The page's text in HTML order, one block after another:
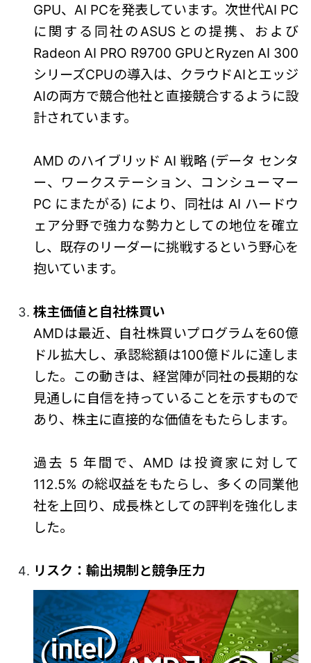
GPU、AI PCを発表しています。次世代AI PC
に関する同社のASUSとの提携、および
Radeon AI PRO R9700 GPUとRyzen AI 300
シリーズCPUの導入は、クラウドAIとエッジ
AIの両方で競合他社と直接競合するように設
計されています。
AMD のハイブリッド AI 戦略 (データ センタ
ー、ワークステーション、コンシューマー
PC にまたがる) により、同社は AI ハードウ
ェア分野で強力な勢力としての地位を確立
し、既存のリーダーに挑戦するという野心を
抱いています。
株主価値と自社株買い
AMDは最近、自社株買いプログラムを60億
ドル拡大し、承認総額は100億ドルに達しま
した。この動きは、経営陣が同社の長期的な
見通しに自信を持っていることを示すもので
あり、株主に直接的な価値をもたらします。
過去 5 年間で、AMD は投資家に対して
112.5% の総収益をもたらし、多くの同業他
社を上回り、成長株としての評判を強化しま
した。
リスク：輸出規制と競争圧力